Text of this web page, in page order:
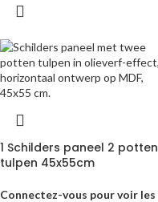
1 Schilders paneel 2 potten
tulpen 45x55cm
Connectez-vous pour voir les